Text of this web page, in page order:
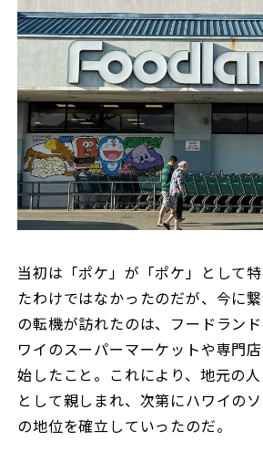
当初は「ポケ」が「ポケ」として
たわけではなかったのだが、今に
の転機が訪れたのは、フードラン
ワイのスーパーマーケットや専門
始したこと。これにより、地元の
として親しまれ、次第にハワイの
の地位を確立していったのだ。